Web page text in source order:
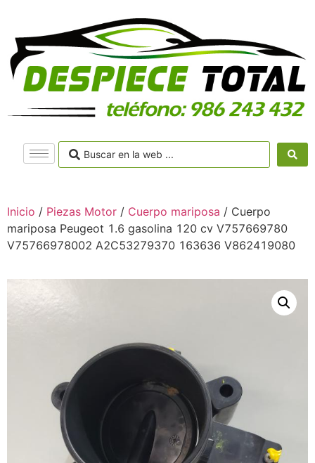
Inicio / Piezas Motor / Cuerpo mariposa / Cuerpo
mariposa Peugeot 1.6 gasolina 120 cv V757669780
V75766978002 A2C53279370 163636 V862419080